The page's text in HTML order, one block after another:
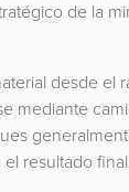
de la
desde el
mediante
resultado